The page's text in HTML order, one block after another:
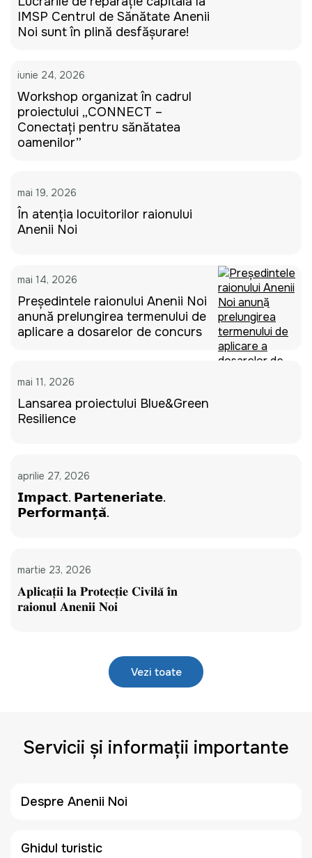
IMSP Centrul de Sănătate Anenii
Noi sunt în plină desfășurare!
iunie 24, 2026
Workshop organizat în cadrul
proiectului „CONNECT –
Conectați pentru sănătatea
oamenilor”
mai 19, 2026
În atenția locuitorilor raionului
Anenii Noi
mai 14, 2026
Președintele raionului Anenii Noi
anunță prelungirea termenului de
aplicare a dosarelor de concurs
mai 11, 2026
Lansarea proiectului Blue&Green
Resilience
aprilie 27, 2026
𝗜𝗺𝗽𝗮𝗰𝘁. 𝗣𝗮𝗿𝘁𝗲𝗻𝗲𝗿𝗶𝗮𝘁𝗲.
𝗣𝗲𝗿𝗳𝗼𝗿𝗺𝗮𝗻𝘁̦𝗮̆.
martie 23, 2026
𝐀𝐩𝐥𝐢𝐜𝐚𝐭̦𝐢𝐢 𝐥𝐚 𝐏𝐫𝐨𝐭𝐞𝐜𝐭̦𝐢𝐞 𝐂𝐢𝐯𝐢𝐥𝐚̆ 𝐢̂𝐧
𝐫𝐚𝐢𝐨𝐧𝐮𝐥 𝐀𝐧𝐞𝐧𝐢𝐢 𝐍𝐨𝐢
Vezi toate
Servicii și informații importante
Despre Anenii Noi
Ghidul turistic